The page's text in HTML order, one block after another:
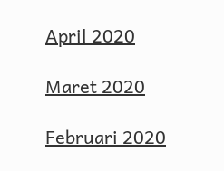
April 2020
Maret 2020
Februari 2020